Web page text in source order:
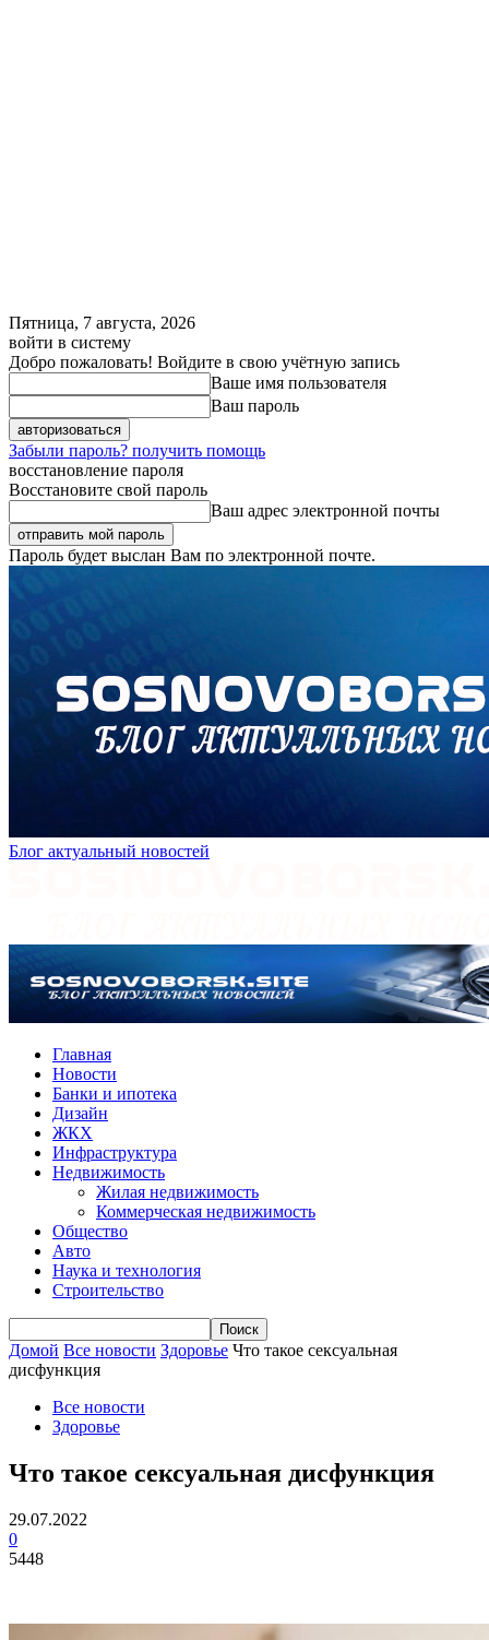
Пятница, 7 августа, 2026
войти в систему
Добро пожаловать! Войдите в свою учётную запись
Ваше имя пользователя
Ваш пароль
Забыли пароль? получить помощь
восстановление пароля
Восстановите свой пароль
Ваш адрес электронной почты
Пароль будет выслан Вам по электронной почте.
Блог актуальный новостей
Главная
Новости
Банки и ипотека
Дизайн
ЖКХ
Инфраструктура
Недвижимость
Жилая недвижимость
Коммерческая недвижимость
Общество
Авто
Наука и технология
Строительство
Домой Все новости Здоровье Что такое сексуальная
дисфункция
Все новости
Здоровье
Что такое сексуальная дисфункция
29.07.2022
0
5448